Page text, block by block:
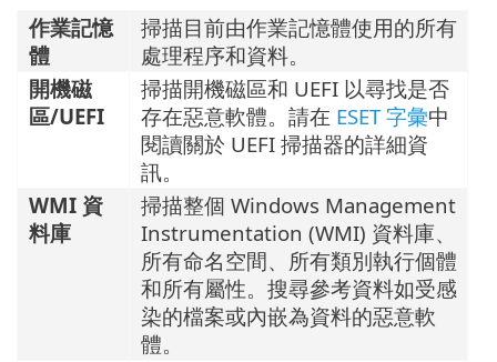
作業記憶
體
掃描目前由作業記憶體使用的所有
處理程序和資料。
開機磁
區/UEFI
掃描開機磁區和 UEFI 以尋找是否
存在惡意軟體。請在 ESET 字彙中
閱讀關於 UEFI 掃描器的詳細資
訊。
WMI 資
料庫
掃描整個 Windows Management
Instrumentation (WMI) 資料庫、
所有命名空間、所有類別執行個體
和所有屬性。搜尋參考資料如受感
染的檔案或內嵌為資料的惡意軟
體。